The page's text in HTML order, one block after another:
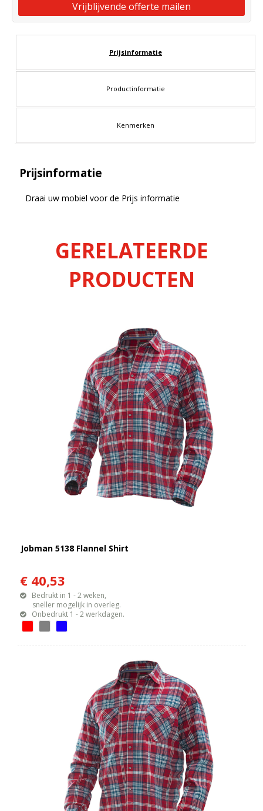
Vrijblijvende offerte mailen
Prijsinformatie
Productinformatie
Kenmerken
Prijsinformatie
Draai uw mobiel voor de Prijs informatie
GERELATEERDE
PRODUCTEN
Jobman 5138 Flannel Shirt
€ 40,53
Bedrukt in 1 - 2 weken,
sneller mogelijk in overleg.
Onbedrukt 1 - 2 werkdagen.